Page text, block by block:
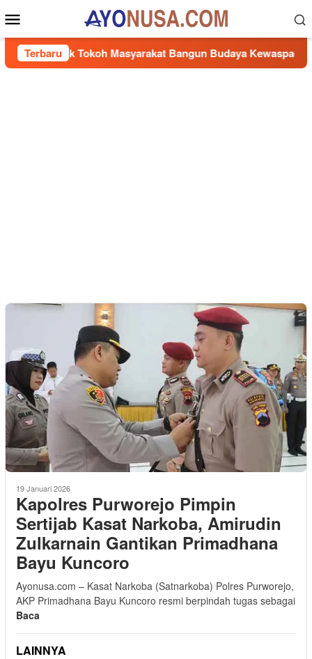
ke
kontenMobile
Terbaru
Ajak Tokoh Masyarakat Bangun Budaya Kewaspadaan
19 Januari 2026
Kapolres Purworejo Pimpin
Sertijab Kasat Narkoba, Amirudin
Zulkarnain Gantikan Primadhana
Bayu Kuncoro
Ayonusa.com – Kasat Narkoba (Satnarkoba) Polres Purworejo,
AKP Primadhana Bayu Kuncoro resmi berpindah tugas sebagai
Baca
LAINNYA